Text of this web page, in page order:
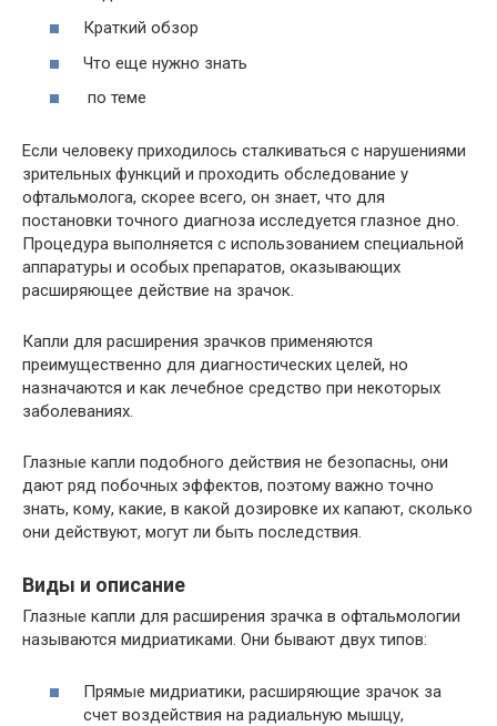
Краткий обзор
Что еще нужно знать
по теме
Если человеку приходилось сталкиваться с нарушениями
зрительных функций и проходить обследование у
офтальмолога, скорее всего, он знает, что для
постановки точного диагноза исследуется глазное дно.
Процедура выполняется с использованием специальной
аппаратуры и особых препаратов, оказывающих
расширяющее действие на зрачок.
Капли для расширения зрачков применяются
преимущественно для диагностических целей, но
назначаются и как лечебное средство при некоторых
заболеваниях.
Глазные капли подобного действия не безопасны, они
дают ряд побочных эффектов, поэтому важно точно
знать, кому, какие, в какой дозировке их капают, сколько
они действуют, могут ли быть последствия.
Виды и описание
Глазные капли для расширения зрачка в офтальмологии
называются мидриатиками. Они бывают двух типов:
Прямые мидриатики, расширяющие зрачок за
счет воздействия на радиальную мышцу,